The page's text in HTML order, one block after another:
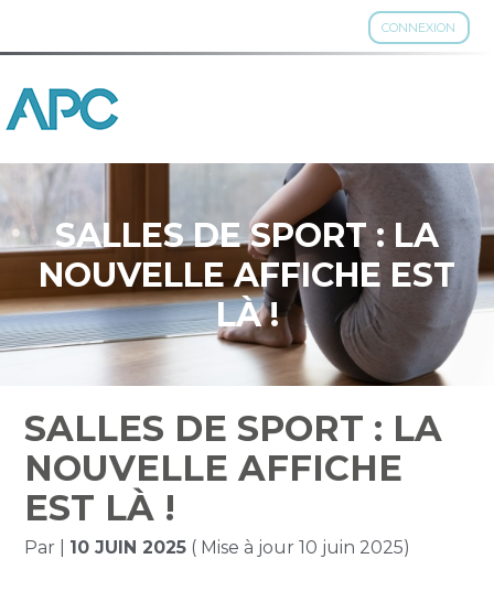
CONNEXION
Aller
au
SALLES DE SPORT : LA
NOUVELLE AFFICHE EST
LÀ !
SALLES DE SPORT : LA
NOUVELLE AFFICHE
EST LÀ !
Par 10 JUIN 2025 ( Mise à jour 10 juin 2025)